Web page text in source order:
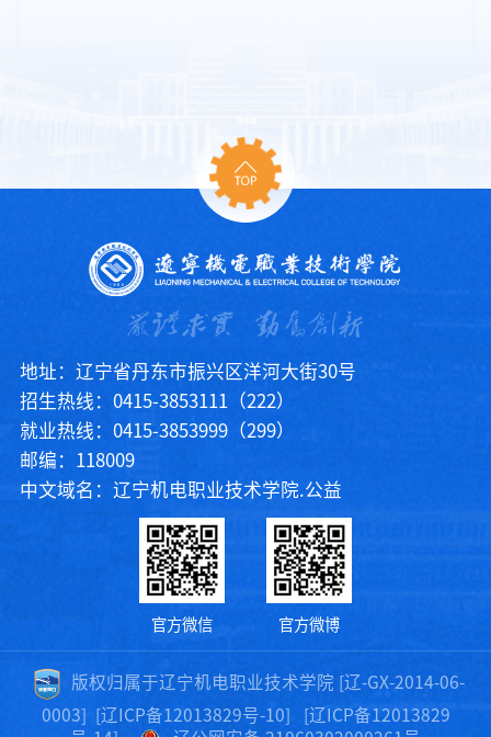
地址：辽宁省丹东市振兴区洋河大街30号
招生热线：0415-3853111（222）
就业热线：0415-3853999（299）
邮编：118009
中文域名：辽宁机电职业技术学院.公益
官方微信 官方微博
版权归属于辽宁机电职业技术学院 [辽-GX-2014-06-
0003]
[辽ICP备12013829号-10]
[辽ICP备12013829